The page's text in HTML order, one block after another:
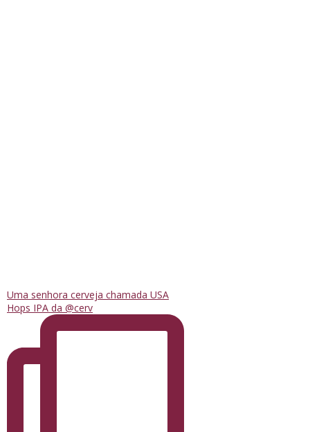
Uma senhora cerveja chamada USA
Hops IPA da @cerv